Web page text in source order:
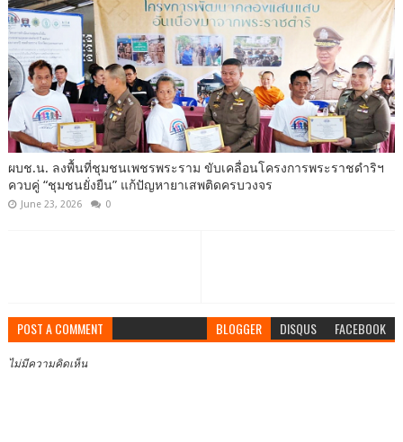
ผบช.น. ลงพื้นที่ชุมชนเพชรพระราม ขับเคลื่อนโครงการพระราชดำริฯ
ควบคู่ “ชุมชนยั่งยืน” แก้ปัญหายาเสพติดครบวงจร
June 23, 2026 0
POST A COMMENT BLOGGER DISQUS FACEBOOK
ไม่มีความคิดเห็น